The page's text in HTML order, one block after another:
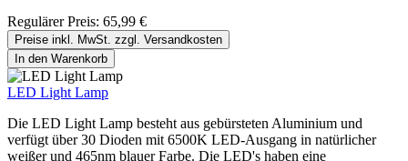
Regulärer Preis: 65,99 €
Preise inkl. MwSt. zzgl. Versandkosten
In den Warenkorb
LED Light Lamp
Die LED Light Lamp besteht aus gebürsteten Aluminium und
verfügt über 30 Dioden mit 6500K LED-Ausgang in natürlicher
weißer und 465nm blauer Farbe. Die LED's haben eine